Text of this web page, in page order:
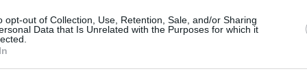
opt-out of Collection, Use, Retention, Sale, and/or Sharing
Data that Is Unrelated with the Purposes for which it
οποίο έδεσαν στο κλασσικό «Borsalino» σε
γοητείας και αρρενωπότητας, με τον
απολαμβάνει τον ρόλο του στο μέγιστο